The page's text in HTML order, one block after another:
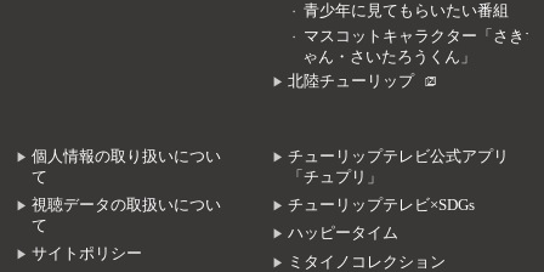
青少年に見てもらいたい番組
マスコットキャラクター「さきち
ゃん・さいたろうくん」
北陸チューリップ
個人情報の取り扱いについ
て
視聴データの取扱いについ
て
サイトポリシー
チューリップテレビ公式アプリ
「チュプリ」
チューリップテレビ×SDGs
ハッピータイム
ミタイノコレクション